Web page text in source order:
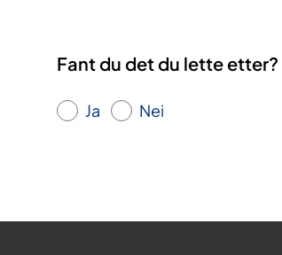
Fant du det du lette etter?
Ja Nei